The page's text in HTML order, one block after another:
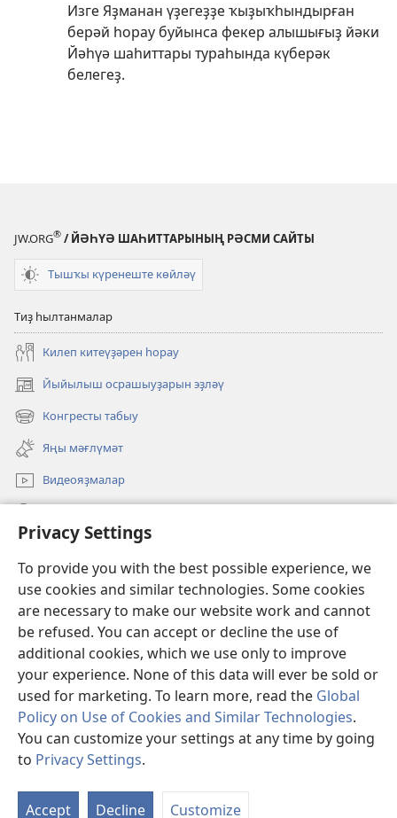
Privacy Settings
To provide you with the best possible experience, we
use cookies and similar technologies. Some cookies
are necessary to make our website work and cannot
be refused. You can accept or decline the use of
additional cookies, which we use only to improve
your experience. None of this data will ever be sold or
used for marketing. To learn more, read the Global
Policy on Use of Cookies and Similar Technologies.
You can customize your settings at any time by going
to Privacy Settings.
Accept Decline Customize
Изге Яҙманан үҙегеҙҙе ҡыҙыҡһындырған
берәй һорау буйынса фекер алышығыҙ йәки
Йәһүә шаһиттары тураһында күберәк
белегеҙ.
JW.ORG® / ЙӘҺҮӘ ШАҺИТТАРЫНЫҢ РӘСМИ САЙТЫ
Тышҡы күренеште көйләү
Тиҙ һылтанмалар
Килеп китеүҙәрен һорау
Йыйылыш осрашыуҙарын эҙләү
(opens
new
window)
Конгресты табыу
(opens
new
window)
Яңы мәғлүмәт
Видеояҙмалар
(opens
window)Күҙәтеү манараһының ОНЛАЙН КИТАПХАНАҺЫ
(opens
new
window)JW Hub ®
(opens
new
window)
Copyright© 2026 Watch Tower Bible and Tract Society of Pennsylvania.
ҠУЛЛАНЫУ ҠАҒИҘӘЛӘРЕ